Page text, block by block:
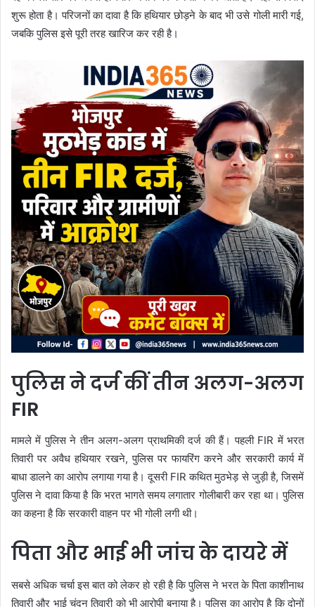
शुरू होता है। परिजनों का दावा है कि हथियार छोड़ने के बाद भी उसे गोली मारी गई,
जबकि पुलिस इसे पूरी तरह खारिज कर रही है।
पुलिस ने दर्ज कीं तीन अलग-अलग
FIR
मामले में पुलिस ने तीन अलग-अलग प्राथमिकी दर्ज की हैं। पहली FIR में भरत
तिवारी पर अवैध हथियार रखने, पुलिस पर फायरिंग करने और सरकारी कार्य में
बाधा डालने का आरोप लगाया गया है। दूसरी FIR कथित मुठभेड़ से जुड़ी है, जिसमें
पुलिस ने दावा किया है कि भरत भागते समय लगातार गोलीबारी कर रहा था। पुलिस
का कहना है कि सरकारी वाहन पर भी गोली लगी थी।
पिता और भाई भी जांच के दायरे में
सबसे अधिक चर्चा इस बात को लेकर हो रही है कि पुलिस ने भरत के पिता काशीनाथ
तिवारी और भाई चंदन तिवारी को भी आरोपी बनाया है। पुलिस का आरोप है कि दोनों